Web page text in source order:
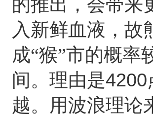
的推出，会带来
入新鲜血液，故
成“猴”市的概率
间。理由是4200
越。用波浪理论